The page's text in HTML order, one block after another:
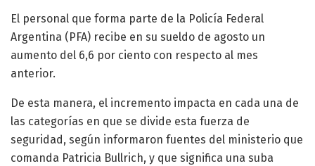
El personal que forma parte de la Policía Federal
Argentina (PFA) recibe en su sueldo de agosto un
aumento del 6,6 por ciento con respecto al mes
anterior.
De esta manera, el incremento impacta en cada una de
las categorías en que se divide esta fuerza de
seguridad, según informaron fuentes del ministerio que
comanda Patricia Bullrich, y que significa una suba